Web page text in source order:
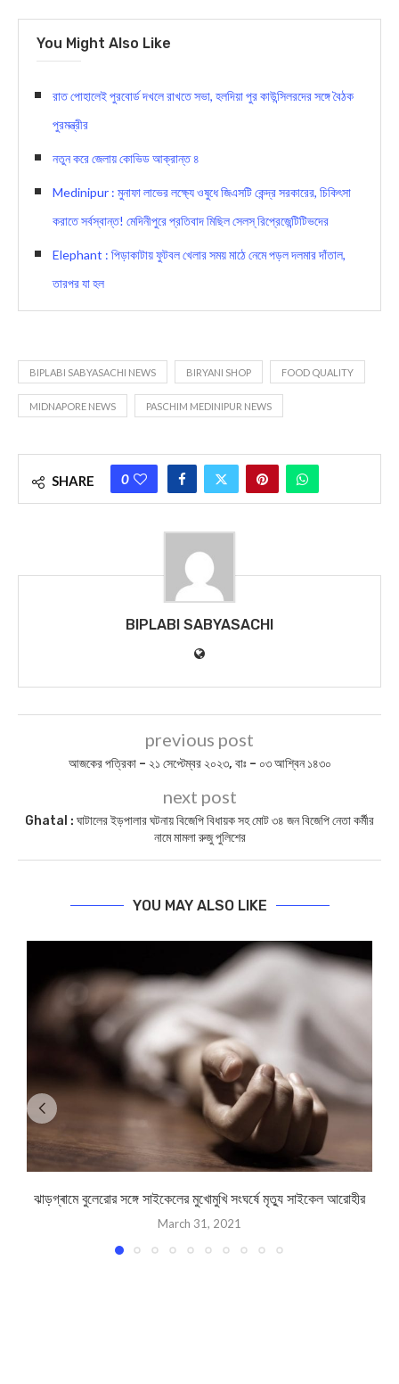
You Might Also Like
রাত পোহালেই পুরবোর্ড দখলে রাখতে সভা, হলদিয়া পুর কাউন্সিলরদের সঙ্গে বৈঠক
পুরমন্ত্রীর
নতুন করে জেলায় কোভিড আক্রান্ত ৪
Medinipur : মুনাফা লাভের লক্ষ্যে ওষুধে জিএসটি কেন্দ্র সরকারের, চিকিৎসা
করাতে সর্বস্বান্ত! মেদিনীপুরে প্রতিবাদ মিছিল সেলস্ রিপ্রেজেন্টিটিভদের
Elephant : পিড়াকাটায় ফুটবল খেলার সময় মাঠে নেমে পড়ল দলমার দাঁতাল,
তারপর যা হল
BIPLABI SABYASACHI NEWS BIRYANI SHOP FOOD QUALITY
MIDNAPORE NEWS PASCHIM MEDINIPUR NEWS
SHARE 0
BIPLABI SABYASACHI
previous post
আজকের পত্রিকা – ২১ সেপ্টেম্বর ২০২৩, বাঃ – ০৩ আশ্বিন ১৪৩০
next post
Ghatal : ঘাটালের ইড়পালার ঘটনায় বিজেপি বিধায়ক সহ মোট ৩৪ জন বিজেপি নেতা কর্মীর
নামে মামলা রুজু পুলিশের
YOU MAY ALSO LIKE
ঝাড়গ্ৰামে বুলেরোর সঙ্গে সাইকেলের মুখোমুখি সংঘর্ষে মৃত্যু সাইকেল আরোহীর
March 31, 2021